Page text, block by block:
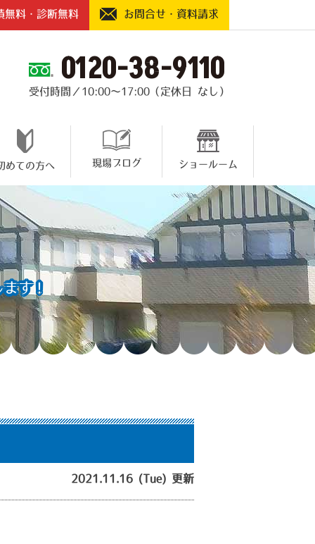
無料・診断無料 お問合せ・資料請求
0120-38-9110
受付時間／10:00～17:00（定休日 なし）
めての方へ 現場ブログ ショールーム
す！
2021.11.16 (Tue) 更新